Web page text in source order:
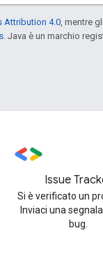
Attribution 4.0 , mentre
. Java è un marchio
Issue
Si è verificato un
Inviaci una
bug.